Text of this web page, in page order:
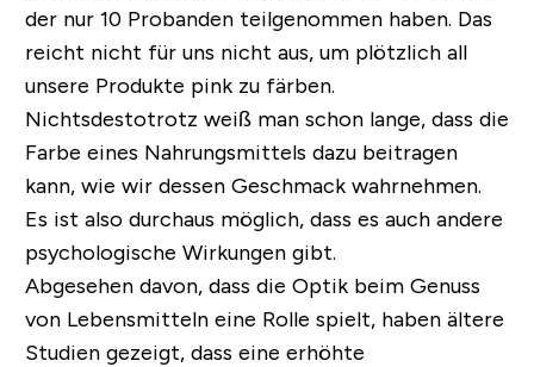
der nur 10 Probanden teilgenommen haben. Das
reicht nicht für uns nicht aus, um plötzlich all
unsere Produkte pink zu färben.
Nichtsdestotrotz weiß man schon lange, dass die
Farbe eines Nahrungsmittels dazu beitragen
kann, wie wir dessen Geschmack wahrnehmen.
Es ist also durchaus möglich, dass es auch andere
psychologische Wirkungen gibt.
Abgesehen davon, dass die Optik beim Genuss
von Lebensmitteln eine Rolle spielt, haben ältere
Studien gezeigt, dass eine erhöhte